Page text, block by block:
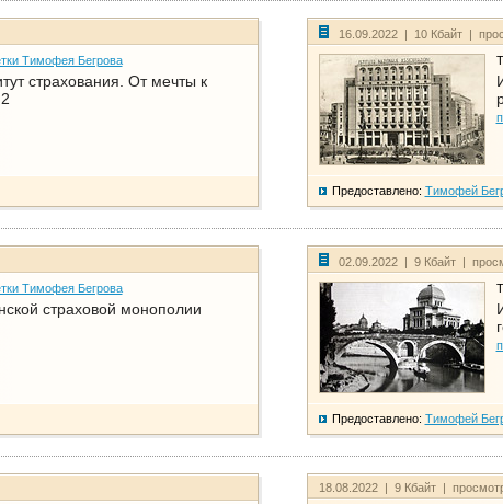
Тимофея Бегрова
страхования. От мечты к
16.09.2022 | 10 Кбайт |
Предоставлено: Тимофей
Тимофея Бегрова
страховой монополии
02.09.2022 | 9 Кбайт |
Предоставлено: Тимофей
18.08.2022 | 9 Кбайт |